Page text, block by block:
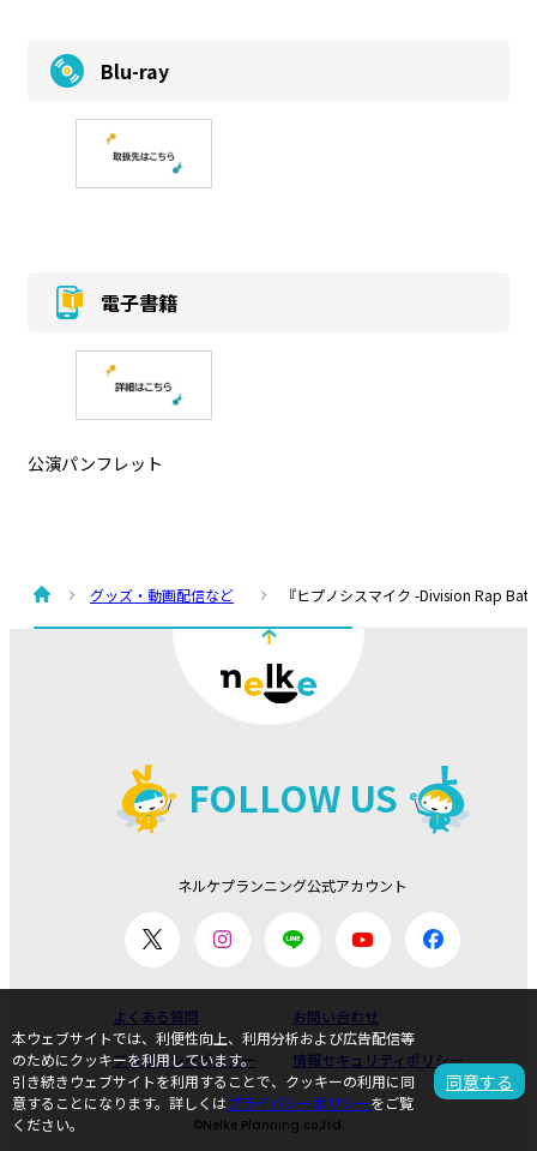
Blu-ray
電子書籍
公演パンフレット
グッズ・動画配信など 『ヒプノシスマイク -Division Rap
FOLLOW US
ネルケプランニング公式アカウント
よくある質問 お問い合わせ
プライバシーポリシー 情報セキュリティポリシー
©Nelke Planning co.,ltd.
本ウェブサイトでは、利便性向上、利用分析および広告配信等
のためにクッキーを利用しています。
引き続きウェブサイトを利用することで、クッキーの利用に同
意することになります。詳しくはプライバシーポリシーをご覧
ください。
同意する